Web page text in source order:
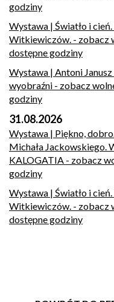
godziny
Wystawa | Światło i
Witkiewiczów. - zobacz
dostępne godziny
Wystawa | Antoni
wyobraźni - zobacz
godziny
31.08.2026
Wystawa | Piękno,
Michała Jackowskiego.
KALOGATIA - zobacz
godziny
Wystawa | Światło i
Witkiewiczów. - zobacz
dostępne godziny